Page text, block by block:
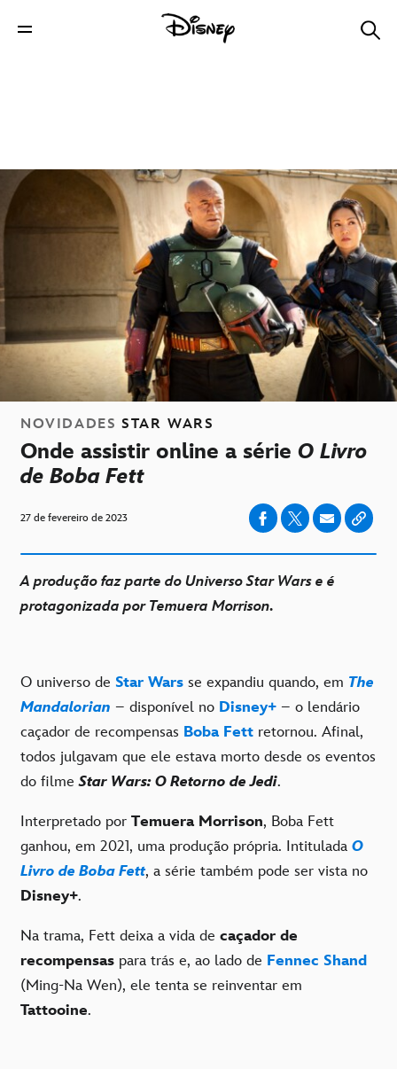
NOVIDADES STAR WARS
Onde assistir online a série O Livro
de Boba Fett
27 de fevereiro de 2023
A produção faz parte do Universo Star Wars e é
protagonizada por Temuera Morrison.
O universo de Star Wars se expandiu quando, em The
Mandalorian – disponível no Disney+ – o lendário
caçador de recompensas Boba Fett retornou. Afinal,
todos julgavam que ele estava morto desde os eventos
do filmeStar Wars: O Retorno de Jedi.
Interpretado por Temuera Morrison, Boba Fett
ganhou, em 2021, uma produção própria. Intitulada O
Livro de Boba Fett, a série também pode ser vista no
Disney+.
Na trama, Fett deixa a vida de caçador de
recompensas para trás e, ao lado de Fennec Shand
(Ming-Na Wen), ele tenta se reinventar em
Tattooine.